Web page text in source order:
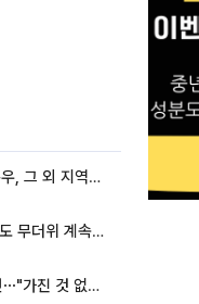
동해안은 시간당 80㎜ 폭우, 그 외 지역은 폭염…‘극과 극 날씨’
[내일 날씨] 폭염 한풀 꺾여도 무더위 계속⋯동해안 이틀 연속 비
임영웅, 어느덧 데뷔 10주년⋯"가진 것 없던 시절, 내 앞엔 20명의 팬뿐"